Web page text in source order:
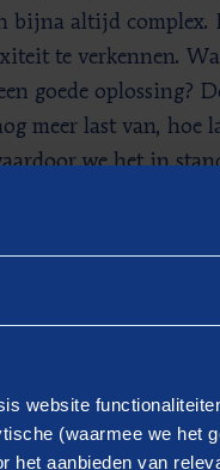
website
(waarmee we het
aanbieden van
bijna altijd complex.
te verkennen.
goede oplossing?
meer last van, hoe
we het in
de oplossing. En
om te
brengen dat
Dus aan wie of
en de